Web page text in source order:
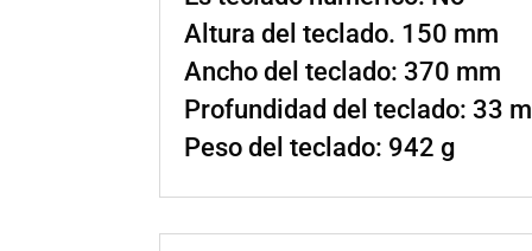
Altura del teclado. 150 mm
Ancho del teclado: 370 mm
Profundidad del teclado: 33
Peso del teclado: 942 g